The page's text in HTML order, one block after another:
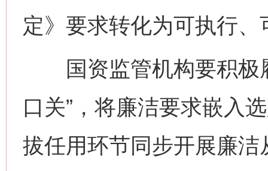
定》要求转化为可执行
国资监管机构要积极
口关”，将廉洁要求嵌入
拔任用环节同步开展廉